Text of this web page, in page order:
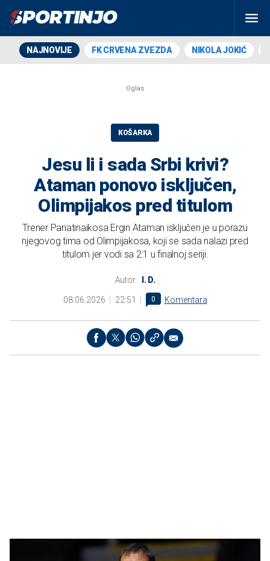
NAJNOVIJE FK CRVENA ZVEZDA NIKOLA JOKIĆ
KOŠARKA
Jesu li i sada Srbi krivi?
Ataman ponovo isključen,
Olimpijakos pred titulom
Trener Panatinaikosa Ergin Ataman isključen je u porazu
njegovog tima od Olimpijakosa, koji se sada nalazi pred
titulom jer vodi sa 2:1 u finalnoj seriji.
Autor: I. D.
08.06.2026 22:51 0 Komentara